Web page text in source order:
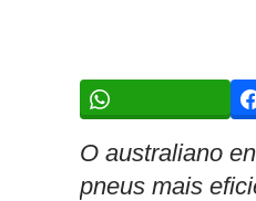
O australiano
pneus mais